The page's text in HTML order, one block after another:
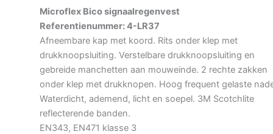
Microflex Bico signaalregenvest
Referentienummer: 4-LR37
Afneembare kap met koord. Rits onder klep met
drukknoopsluiting. Verstelbare drukknoopsluiting en
gebreide manchetten aan mouweinde. 2 rechte zakken
onder klep met drukknopen. Hoog frequent gelaste
Waterdicht, ademend, licht en soepel. 3M Scotchlite
reflecterende banden.
EN343, EN471 klasse 3